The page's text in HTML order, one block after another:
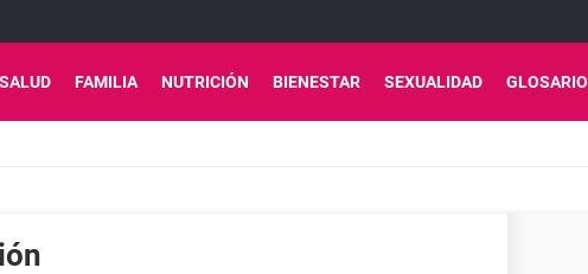
SALUD FAMILIA NUTRICIÓN BIENESTAR SEXUALIDAD GLOSARIO